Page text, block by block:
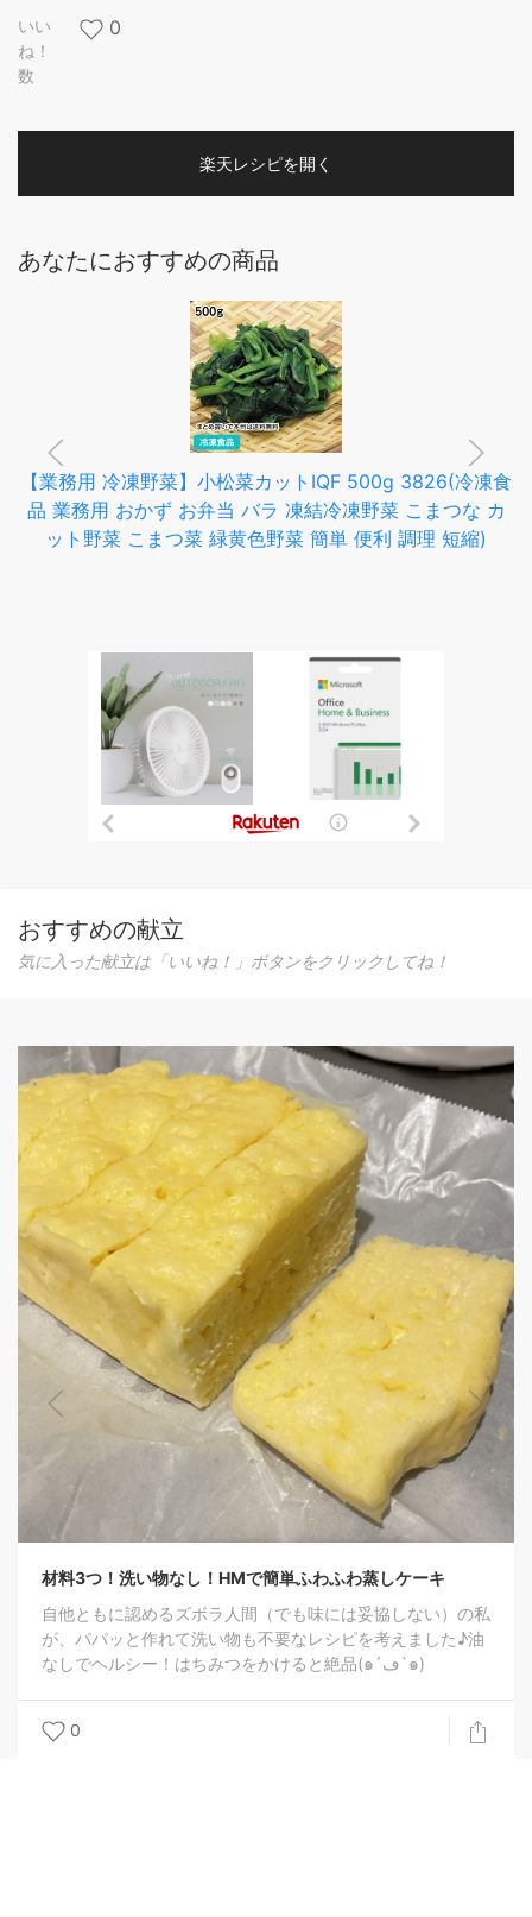
いい
ね！
数
0
楽天レシピを開く
あなたにおすすめの商品
【業務用 冷凍野菜】小松菜カットIQF 500g 3826(冷凍食
品 業務用 おかず お弁当 バラ 凍結冷凍野菜 こまつな カ
ット野菜 こまつ菜 緑黄色野菜 簡単 便利 調理 短縮)
おすすめの献立
気に入った献立は「いいね！」ボタンをクリックしてね！
ケーキ
しない）の私
えました♪油
なしでヘルシー！はちみつをかけると絶品(๑´ڡ`๑)
つる紫と浜防風のおひたし
キンと冷たくして楽しみます
0